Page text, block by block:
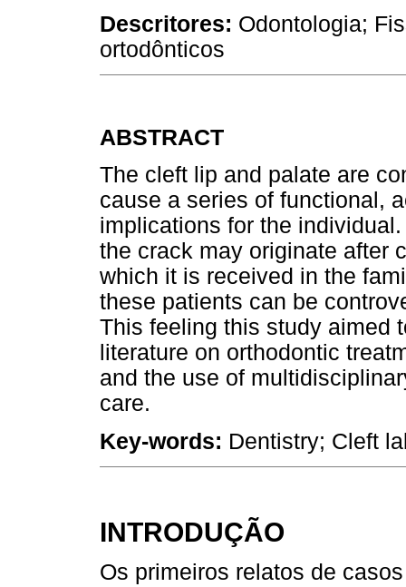
Descritores: Odontologia;
ortodônticos
ABSTRACT
The cleft lip and palate are
cause a series of functional,
implications for the
the crack may originate after
which it is received in the
these patients can be
This feeling this study aimed
literature on orthodontic
and the use of
care.
Key-words: Dentistry; Cleft
INTRODUÇÃO
Os primeiros relatos de